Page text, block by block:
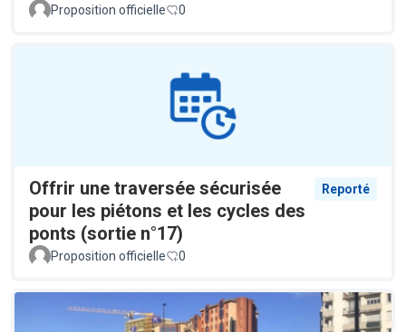
Proposition officielle 0
Offrir une traversée sécurisée
pour les piétons et les cycles des
ponts (sortie n°17)
Reporté
Proposition officielle 0